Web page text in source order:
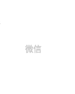
微信